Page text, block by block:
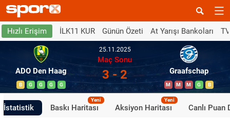
Hızlı Erişim İLK11 KUR Günün Özeti At Yarışı Bankoları
ADO Den Haag
B G G G G
25.11.2025
Maç Sonu
3 - 2 Graafschap
M M M G B
İstatistik Baskı Haritası
Yeni
Aksiyon Haritası
Yeni
Canlı Puan